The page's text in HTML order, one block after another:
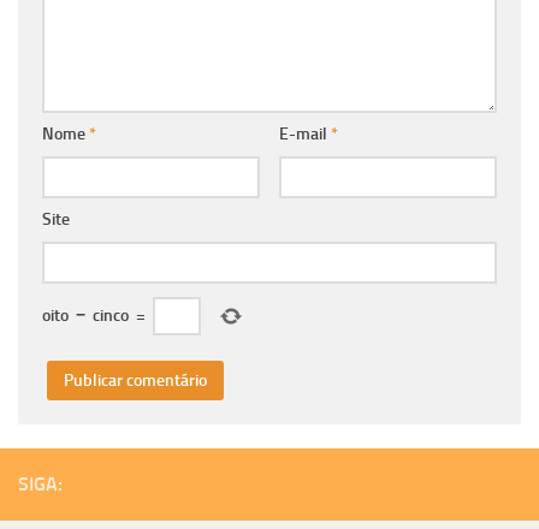
Nome* E-mail *
Site
oito − cinco =
SIGA: